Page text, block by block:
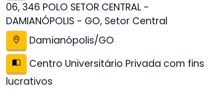
06, 346 POLO SETOR CENTRAL -
DAMIANÓPOLIS - GO, Setor Central
Damianópolis/GO
Centro Universitário Privada com fins
lucrativos